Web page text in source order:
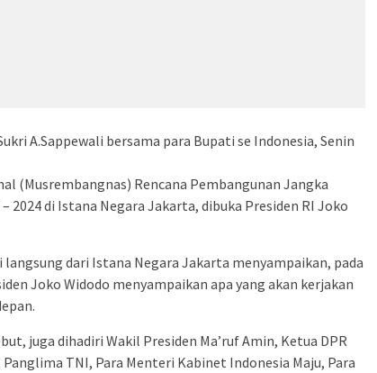
A.Sappewali bersama para Bupati se Indonesia, Senin
(Musrembangnas) Rencana Pembangunan Jangka
2024 di Istana Negara Jakarta, dibuka Presiden RI Joko
langsung dari Istana Negara Jakarta menyampaikan, pada
Joko Widodo menyampaikan apa yang akan kerjakan
juga dihadiri Wakil Presiden Ma’ruf Amin, Ketua DPR
TNI, Para Menteri Kabinet Indonesia Maju, Para